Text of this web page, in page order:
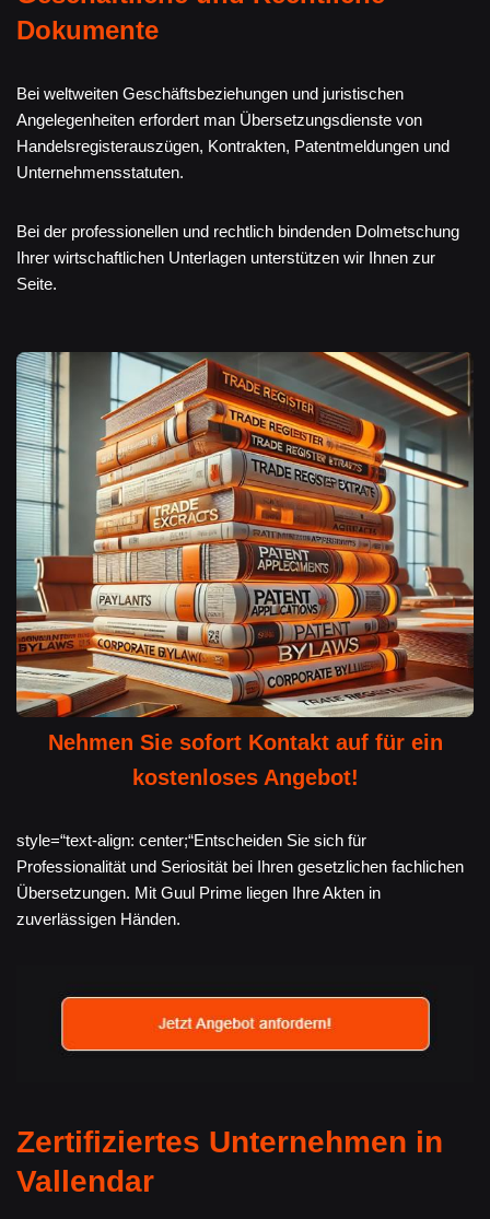
Dokumente
Bei weltweiten Geschäftsbeziehungen und juristischen
Angelegenheiten erfordert man Übersetzungsdienste von
Handelsregisterauszügen, Kontrakten, Patentmeldungen und
Unternehmensstatuten.
Bei der professionellen und rechtlich bindenden Dolmetschung
Ihrer wirtschaftlichen Unterlagen unterstützen wir Ihnen zur
Seite.
Nehmen Sie sofort Kontakt auf für ein
kostenloses Angebot!
style=“text-align: center;“Entscheiden Sie sich für
Professionalität und Seriosität bei Ihren gesetzlichen fachlichen
Übersetzungen. Mit Guul Prime liegen Ihre Akten in
zuverlässigen Händen.
Zertifiziertes Unternehmen in
Vallendar